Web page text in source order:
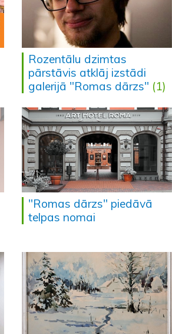
Rozentālu dzimtas
pārstāvis atklāj izstādi
galerijā "Romas dārzs" (1)
"Romas dārzs" piedāvā
telpas nomai